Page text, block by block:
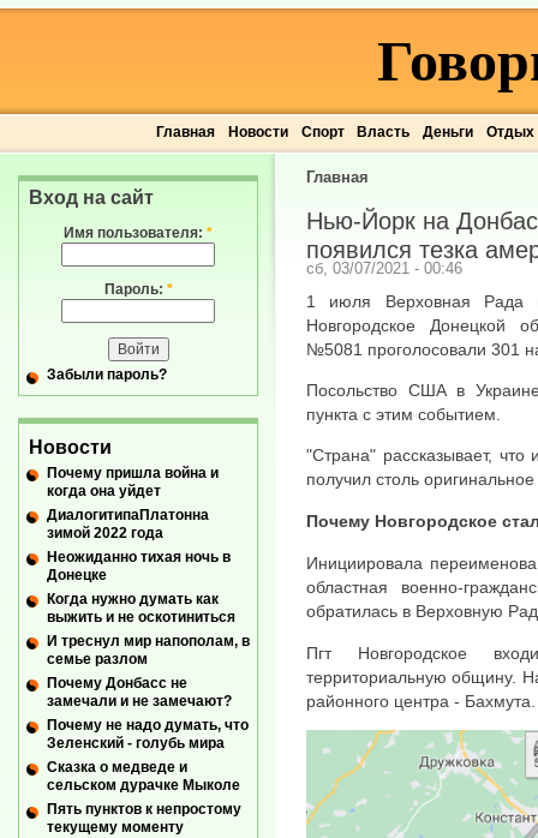
Главная Новости Спорт Власть Деньги Отдых
Главная
Нью-Йорк на
появился тезка
сб, 03/07/2021 - 00:46
1 июля Верховная Рада
Новгородское Донецкой
№5081 проголосовали 301
Посольство США в
пункта с этим событием.
"Страна" рассказывает, что
получил столь
Почему Новгородское
Инициировала
областная военно-
обратилась в Верховную
Пгт Новгородское
территориальную общину.
районного центра -
Вход на сайт
Имя пользователя: *
Пароль: *
Забыли пароль?
Новости
Почему пришла война и
когда она уйдет
ДиалогитипаПлатонна
зимой 2022 года
Неожиданно тихая ночь в
Донецке
Когда нужно думать как
выжить и не оскотиниться
И треснул мир напополам, в
семье разлом
Почему Донбасс не
замечали и не замечают?
Почему не надо думать, что
Зеленский - голубь мира
Сказка о медведе и
сельском дурачке Мыколе
Пять пунктов к непростому
текущему моменту